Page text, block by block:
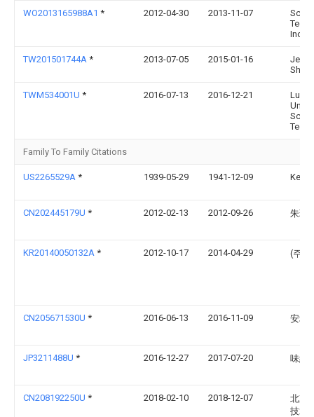
WO2013165988A1 * 2012-04-30 2013-11-07
Scott
Inc.
TW201501744A * 2013-07-05 2015-01-16
Jerry
TWM534001U * 2016-07-13 2016-12-21
Family To Family Citations
US2265529A * 1939-05-29 1941-12-09
CN202445179U * 2012-02-13 2012-09-26 朱玮
KR20140050132A * 2012-10-17 2014-04-29 (주)
CN205671530U * 2016-06-13 2016-11-09 安培
JP3211488U * 2016-12-27 2017-07-20 味紀
CN208192250U * 2018-02-10 2018-12-07
北京
技术